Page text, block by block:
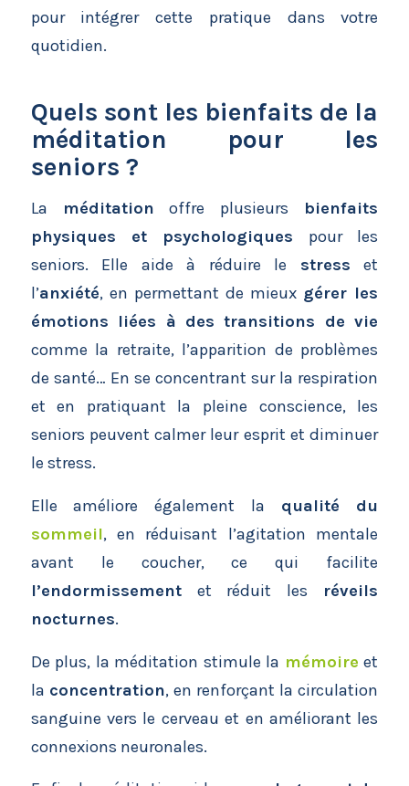
pour intégrer cette pratique dans votre
quotidien.
Quels sont les bienfaits de la
méditation pour les
seniors ?
La méditation offre plusieurs bienfaits
physiques et psychologiques pour les
seniors. Elle aide à réduire le stress et
l’anxiété, en permettant de mieux gérer les
émotions liées à des transitions de vie
comme la retraite, l’apparition de problèmes
de santé… En se concentrant sur la respiration
et en pratiquant la pleine conscience, les
seniors peuvent calmer leur esprit et diminuer
le stress.
Elle améliore également la qualité du
sommeil, en réduisant l’agitation mentale
avant le coucher, ce qui facilite
l’endormissementet réduit les réveils
nocturnes.
De plus, la méditation stimule la mémoire et
la concentration, en renforçant la circulation
sanguine vers le cerveau et en améliorant les
connexions neuronales.